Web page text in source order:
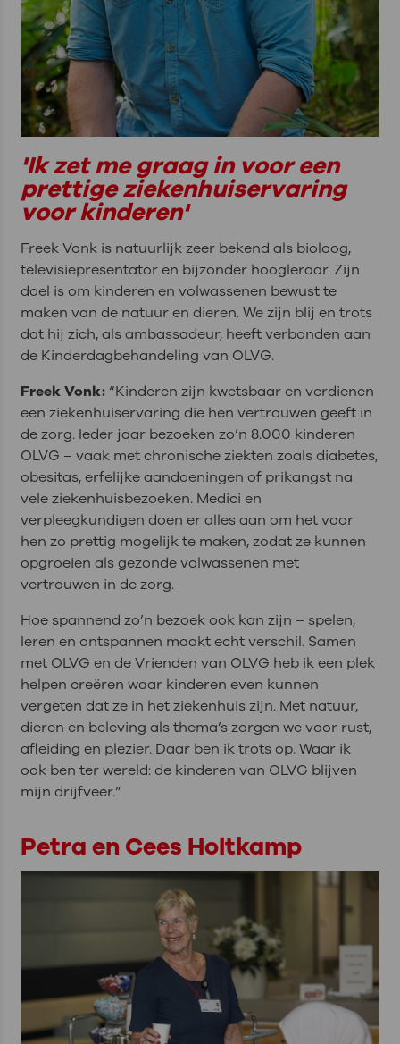
'Ik zet me graag in voor een
prettige ziekenhuiservaring
voor kinderen'
Freek Vonk is natuurlijk zeer bekend als bioloog,
televisiepresentator en bijzonder hoogleraar. Zijn
doel is om kinderen en volwassenen bewust te
maken van de natuur en dieren. We zijn blij en trots
dat hij zich, als ambassadeur, heeft verbonden aan
de Kinderdagbehandeling van OLVG.
Freek Vonk: “Kinderen zijn kwetsbaar en verdienen
een ziekenhuiservaring die hen vertrouwen geeft in
de zorg. Ieder jaar bezoeken zo’n 8.000 kinderen
OLVG – vaak met chronische ziekten zoals diabetes,
obesitas, erfelijke aandoeningen of prikangst na
vele ziekenhuisbezoeken. Medici en
verpleegkundigen doen er alles aan om het voor
hen zo prettig mogelijk te maken, zodat ze kunnen
opgroeien als gezonde volwassenen met
vertrouwen in de zorg.
Hoe spannend zo’n bezoek ook kan zijn – spelen,
leren en ontspannen maakt echt verschil. Samen
met OLVG en de Vrienden van OLVG heb ik een plek
helpen creëren waar kinderen even kunnen
vergeten dat ze in het ziekenhuis zijn. Met natuur,
dieren en beleving als thema’s zorgen we voor rust,
afleiding en plezier. Daar ben ik trots op. Waar ik
ook ben ter wereld: de kinderen van OLVG blijven
mijn drijfveer.”
Petra en Cees Holtkamp